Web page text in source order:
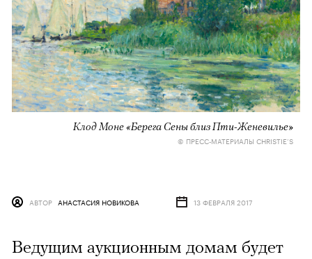
Клод Моне «Берега Сены близ Пти-Женевилье»
© ПРЕСС-МАТЕРИАЛЫ CHRISTIE’S
АВТОР АНАСТАСИЯ НОВИКОВА 13 ФЕВРАЛЯ 2017
Ведущим аукционным домам будет